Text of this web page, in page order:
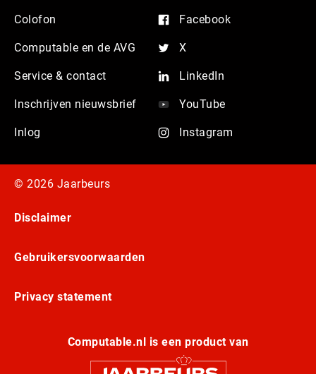
Colofon
Computable en de AVG
Service & contact
Inschrijven nieuwsbrief
Inlog
Facebook
X
LinkedIn
YouTube
Instagram
© 2026 Jaarbeurs
Disclaimer
Gebruikersvoorwaarden
Privacy statement
Computable.nl is een product van